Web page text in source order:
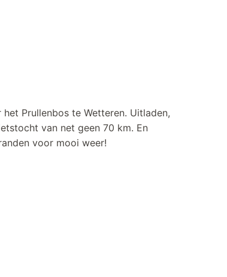
Prullenbos te Wetteren. Uitladen,
van net geen 70 km. En
voor mooi weer!